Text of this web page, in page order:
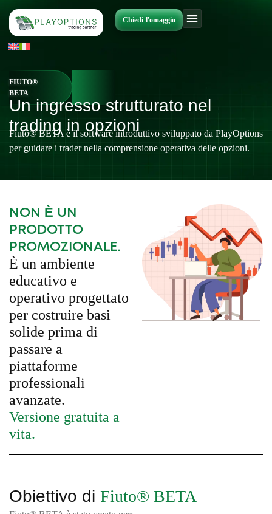
contenuto
Chiedi l'omaggio
FIUTO®
BETA
Un ingresso strutturato nel
trading in opzioni
Fiuto® BETA è il software introduttivo sviluppato da PlayOptions
per guidare i trader nella comprensione operativa delle opzioni.
NON È UN
PRODOTTO
PROMOZIONALE.
È un ambiente
educativo e
operativo progettato
per costruire basi
solide prima di
passare a
piattaforme
professionali
avanzate.
Versione gratuita a
vita.
Obiettivo di Fiuto® BETA